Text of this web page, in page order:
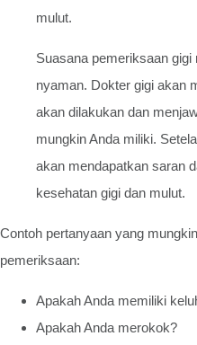
mulut.
Suasana pemeriksaan
nyaman. Dokter gigi akan
akan dilakukan dan
mungkin Anda miliki.
akan mendapatkan saran
kesehatan gigi dan mulut.
Contoh pertanyaan yang
pemeriksaan:
Apakah Anda memiliki
Apakah Anda merokok?